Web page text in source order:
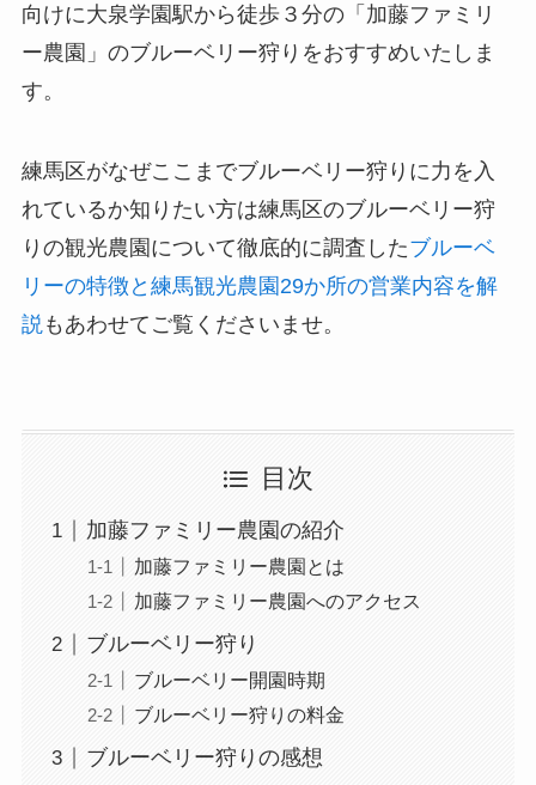
向けに大泉学園駅から徒歩３分の「加藤ファミリ
ー農園」のブルーベリー狩りをおすすめいたしま
す。
練馬区がなぜここまでブルーベリー狩りに力を入
れているか知りたい方は練馬区のブルーベリー狩
りの観光農園について徹底的に調査したブルーベ
リーの特徴と練馬観光農園29か所の営業内容を解
説もあわせてご覧くださいませ。
目次
加藤ファミリー農園の紹介
加藤ファミリー農園とは
加藤ファミリー農園へのアクセス
ブルーベリー狩り
ブルーベリー開園時期
ブルーベリー狩りの料金
ブルーベリー狩りの感想